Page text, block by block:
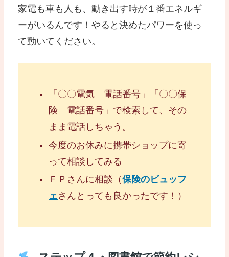
家電も車も人も、動き出す時が１番エネルギ
ーがいるんです！やると決めたパワーを使っ
て動いてください。
「〇〇電気 電話番号」「〇〇保
険 電話番号」で検索して、その
まま電話しちゃう。
今度のお休みに携帯ショップに寄
って相談してみる
ＦＰさんに相談（保険のビュッフ
ェさんとっても良かったです！）